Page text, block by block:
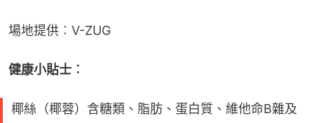
場地提供︰V-ZUG
健康小貼士︰
椰絲（椰蓉）含糖類、脂肪、蛋白質、維他命B雜及